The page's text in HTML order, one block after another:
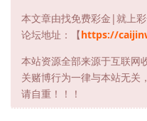
本文章由找免费彩金|就上彩
论坛地址：【https://
本站资源全部来源于互联网
关赌博行为一律与本站无关
请自重！！！